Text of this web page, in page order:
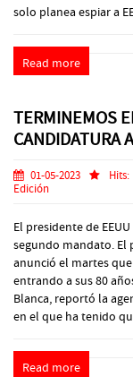
solo planea espiar a
Read more
TERMINEMOS
CANDIDATURA
01-05-2023 Hits:
Edición
El presidente de
segundo mandato. El
anunció el martes
entrando a sus 80
Blanca, reportó la
en el que ha tenido
Read more